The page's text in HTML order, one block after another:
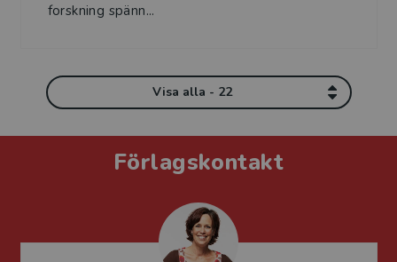
forskning spänn...
Visa alla - 22
Förlagskontakt